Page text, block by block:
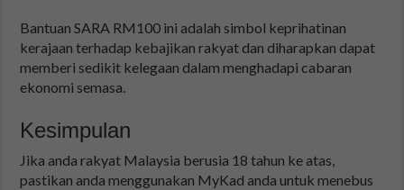
Bantuan SARA RM100 ini adalah simbol keprihatinan
kerajaan terhadap kebajikan rakyat dan diharapkan dapat
memberi sedikit kelegaan dalam menghadapi cabaran
ekonomi semasa.
Kesimpulan
Jika anda rakyat Malaysia berusia 18 tahun ke atas,
pastikan anda menggunakan MyKad anda untuk menebus